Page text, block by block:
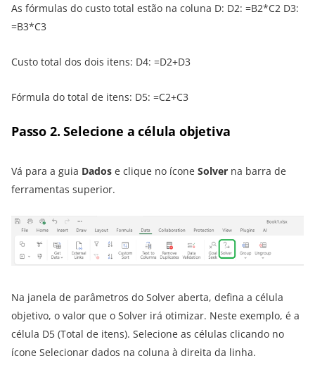
As fórmulas do custo total estão na coluna D: D2: =B2*C2 D3:
=B3*C3
Custo total dos dois itens: D4: =D2+D3
Fórmula do total de itens: D5: =C2+C3
Passo 2. Selecione a célula objetiva
Vá para a guia Dados e clique no ícone Solver na barra de
ferramentas superior.
Na janela de parâmetros do Solver aberta, defina a célula
objetivo, o valor que o Solver irá otimizar. Neste exemplo, é a
célula D5 (Total de itens). Selecione as células clicando no
ícone Selecionar dados na coluna à direita da linha.